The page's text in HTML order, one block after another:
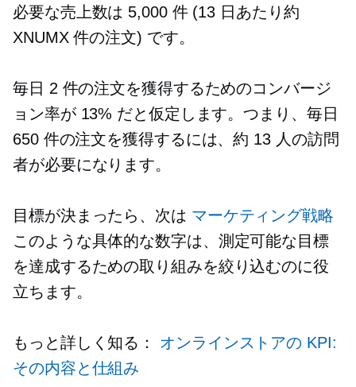
必要な売上数は 5,000 件 (13 日あたり約
XNUMX 件の注文) です。
毎日 2 件の注文を獲得するためのコンバージ
ョン率が 13% だと仮定します。つまり、毎日
650 件の注文を獲得するには、約 13 人の訪問
者が必要になります。
目標が決まったら、次は マーケティング戦略
このような具体的な数字は、測定可能な目標
を達成するための取り組みを絞り込むのに役
立ちます。
もっと詳しく知る： オンラインストアの KPI:
その内容と仕組み